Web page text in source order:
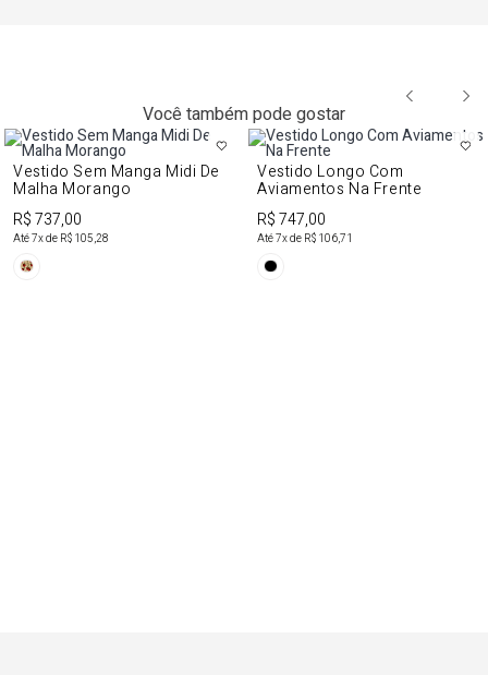
Você também pode gostar
Vestido Sem Manga Midi De
Malha Morango
R$ 737,00
Até7x de R$ 105,28
Vestido Longo Com
Aviamentos Na Frente
R$ 747,00
Até7x de R$ 106,71